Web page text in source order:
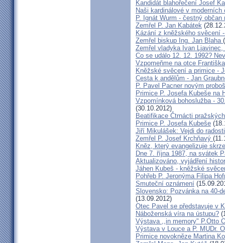
Kandidát blahořečení Josef
Naši kardinálové v
P. Ignát Wurm - čestný
Zemřel P. Jan Kabátek
Kázání z kněžského svěcení
Zemřel biskup Ing. Jan Blaha
Zemřel vladyka Ivan
Co se událo 12. 12. 1992?
Vzpomeňme na otce
Kněžské svěcení a primice -
Cesta k andělům - Jan
P. Pavel Pacner novým
Primice P. Josefa Kubeše na
Vzpomínková bohoslužba -
(30.10.2012)
Beatifikace Čtrnácti
Primice P. Josefa Kubeše
Jiří Mikulášek: Vejdi do
Zemřel P. Josef Krchňavý
Kněz, který evangelizuje
Dne 7. října 1987, na svátek
Aktualizováno, vyjádření
Jáhen Kubeš - kněžské
Pohřeb P. Jeronýma Filipa
Smuteční oznámení
Slovensko: Pozvánka na 40-
(13.09.2012)
Otec Pavel se představuje v
Náboženská víra na ústupu?
Výstava ,,in memory" P.Otto
Výstava v Louce a P. MUDr.
Primice novokněze Martina